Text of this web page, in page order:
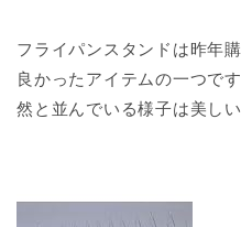
フライパンスタンドは昨年
良かったアイテムの一つで
然と並んでいる様子は美し